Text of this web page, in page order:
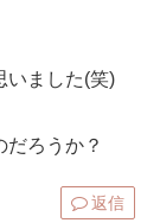
いました(笑)
ろうか？
返信